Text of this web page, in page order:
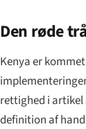
Den røde
Kenya er
rettighed i artikel
definition af